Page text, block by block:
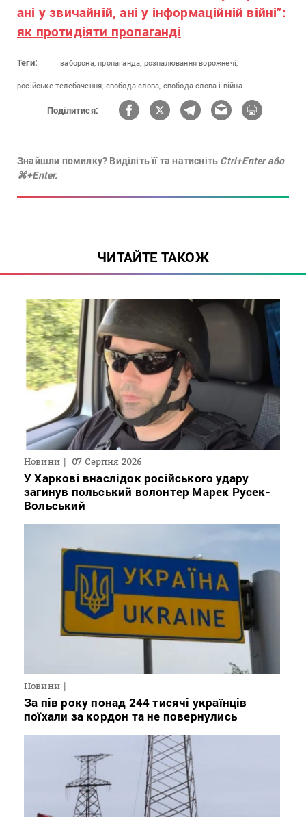
ані у звичайній, ані у інформаційній війні”:
як протидіяти пропаганді
Теги: заборона, пропаганда, розпалювання ворожнечі,
російське телебачення, свобода слова, свобода слова і війна
Поділитися:
Знайшли помилку? Виділіть її та натисніть Ctrl+Enter або
⌘+Enter.
ЧИТАЙТЕ ТАКОЖ
Новини 07 Серпня 2026
У Харкові внаслідок російського удару
загинув польський волонтер Марек Русек-
Вольський
Новини
За пів року понад 244 тисячі українців
поїхали за кордон та не повернулись